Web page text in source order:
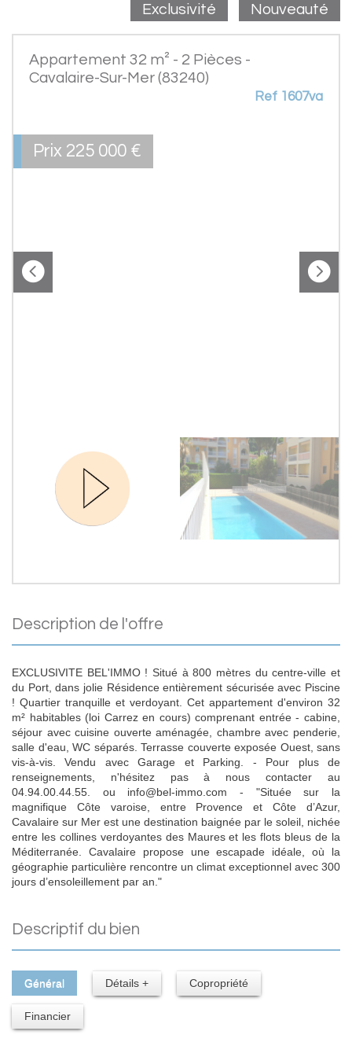
Exclusivité Nouveauté
Appartement 32 m² - 2 Pièces -
Cavalaire-Sur-Mer (83240)
Ref 1607va
Prix 225 000 €
description de l'offre
EXCLUSIVITE BEL'IMMO ! Situé à 800 mètres du centre-ville et
du Port, dans jolie Résidence entièrement sécurisée avec Piscine
! Quartier tranquille et verdoyant. Cet appartement d'environ 32
m² habitables (loi Carrez en cours) comprenant entrée - cabine,
séjour avec cuisine ouverte aménagée, chambre avec penderie,
salle d'eau, WC séparés. Terrasse couverte exposée Ouest, sans
vis-à-vis. Vendu avec Garage et Parking. - Pour plus de
renseignements, n'hésitez pas à nous contacter au
04.94.00.44.55. ou info@bel-immo.com - "Située sur la
magnifique Côte varoise, entre Provence et Côte d’Azur,
Cavalaire sur Mer est une destination baignée par le soleil, nichée
entre les collines verdoyantes des Maures et les flots bleus de la
Méditerranée. Cavalaire propose une escapade idéale, où la
géographie particulière rencontre un climat exceptionnel avec 300
jours d’ensoleillement par an."
descriptif du bien
Général Détails + Copropriété
Financier